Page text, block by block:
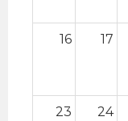
16 17
23 24